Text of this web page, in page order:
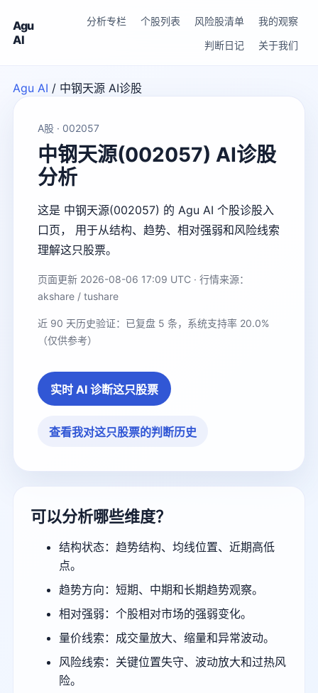
Agu
AI
分析专栏 个股列表 风险股清单
我的观察
判断日记
关于我们
Agu AI / 中钢天源 AI诊股
A股 · 002057
中钢天源(002057) AI诊股
分析
这是 中钢天源(002057) 的 Agu AI 个股诊股入
口页， 用于从结构、趋势、相对强弱和风险线索
理解这只股票。
页面更新 2026-08-06 17:09 UTC · 行情来源：
akshare / tushare
近 90 天历史验证：已复盘 5 条，系统支持率 20.0%
（仅供参考）
实时 AI 诊断这只股票
查看我对这只股票的判断历史
可以分析哪些维度？
结构状态：趋势结构、均线位置、近期高低
点。
趋势方向：短期、中期和长期趋势观察。
相对强弱：个股相对市场的强弱变化。
量价线索：成交量放大、缩量和异常波动。
风险线索：关键位置失守、波动放大和过热风
险。